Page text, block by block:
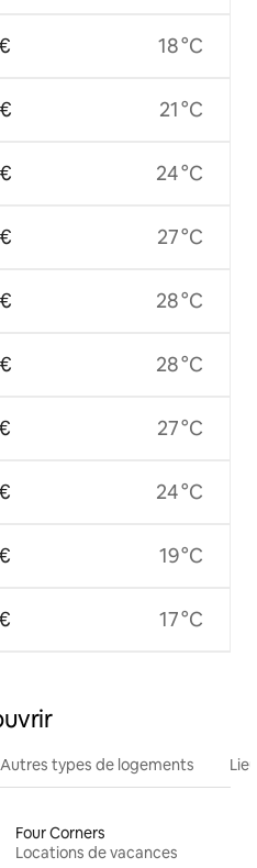
18 °C
21 °C
24 °C
27 °C
28 °C
28 °C
27 °C
24 °C
19 °C
17 °C
Autres types de logements
Four Corners
Locations de vacances